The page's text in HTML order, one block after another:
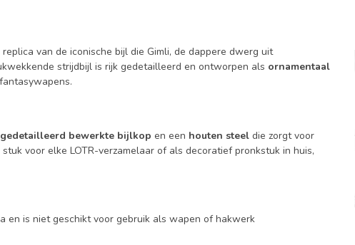
van de iconische bijl die Gimli, de dappere dwerg uit
strijdbijl is rijk gedetailleerd en ontworpen als ornamentaal
gedetailleerd bewerkte bijlkop en een houten steel die zorgt voor
voor elke LOTR-verzamelaar of als decoratief pronkstuk in huis,
en is niet geschikt voor gebruik als wapen of hakwerk